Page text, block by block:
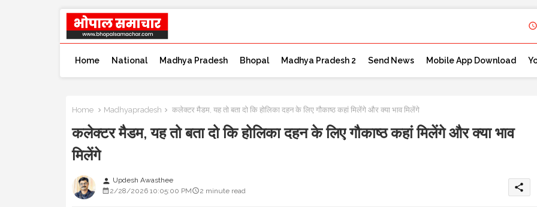
Home National Madhya Pradesh Bhopal Madhya Pradesh 2 Send News Mobile App Download
Home Madhyapradesh कलेक्टर मैडम, यह तो बता दो कि होलिका दहन के लिए गौकाष्ठ कहां मिलेंगे और क्या भाव मिलेंगे
कलेक्टर मैडम, यह तो बता दो कि होलिका दहन के लिए गौकाष्ठ कहां मिलेंगे और क्या भाव
मिलेंगे
person Updesh Awasthee
2/28/2026 10:05:00 PM
2 minute read share